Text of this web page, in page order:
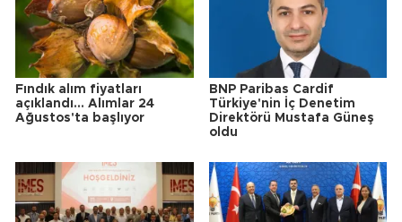
Fındık alım fiyatları
açıklandı... Alımlar 24
Ağustos'ta başlıyor
BNP Paribas Cardif
Türkiye'nin İç Denetim
Direktörü Mustafa Güneş
oldu